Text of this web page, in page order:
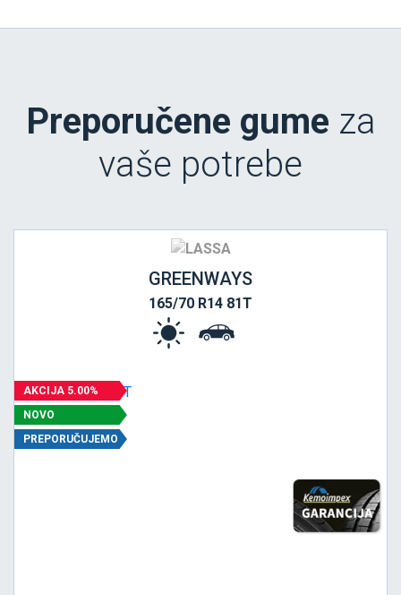
Preporučene gume za
vaše potrebe
GREENWAYS
165/70 R14 81T
AKCIJA 5.00%
NOVO
PREPORUČUJEMO